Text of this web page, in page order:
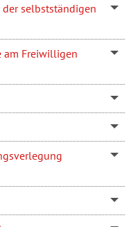
selbstständigen
am Freiwilligen